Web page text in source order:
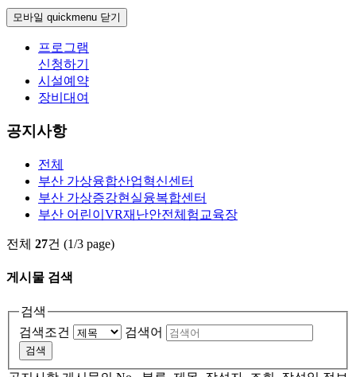
모바일 quickmenu 닫기
프로그램
신청하기
시설예약
장비대여
공지사항
전체
부산 가상융합산업혁신센터
부산 가상증강현실융복합센터
부산 어린이VR재난안전체험교육장
전체 27건 (1/3 page)
게시물 검색
검색
검색조건
검색어
검색